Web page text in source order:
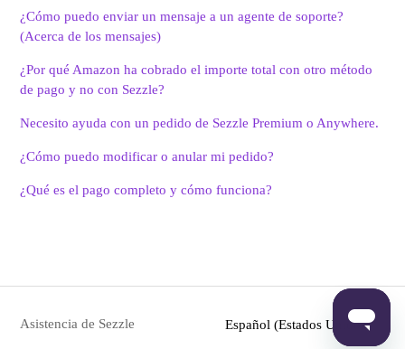
¿Cómo puedo enviar un mensaje a un agente de soporte?
(Acerca de los mensajes)
¿Por qué Amazon ha cobrado el importe total con otro método
de pago y no con Sezzle?
Necesito ayuda con un pedido de Sezzle Premium o Anywhere.
¿Cómo puedo modificar o anular mi pedido?
¿Qué es el pago completo y cómo funciona?
Asistencia de Sezzle Español (Estados Unidos)